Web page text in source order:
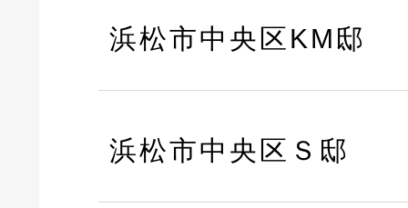
浜松市中央区KM邸
浜松市中央区Ｓ邸